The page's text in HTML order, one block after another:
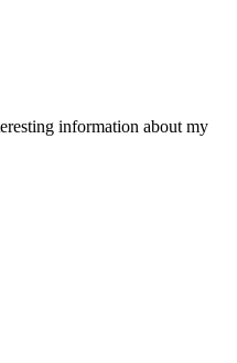
information about my